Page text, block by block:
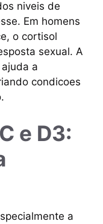
niveis de
Em homens
o cortisol
sexual. A
a
condicoes
e D3:
a